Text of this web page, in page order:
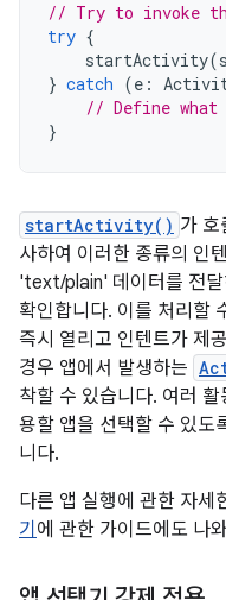
// Try to invoke
try {
startActivity(
} catch (e :
// Define
}
startActivity() 가 호
사하여 이러한 종류의 인
'text/plain' 데이터를 전달
확인합니다. 이를 처리할
즉시 열리고 인텐트가 제
경우 앱에서 발생하는
착할 수 있습니다. 여러
용할 앱을 선택할 수 있도
니다.
다른 앱 실행에 관한 자세
기 에 관한 가이드에도 나